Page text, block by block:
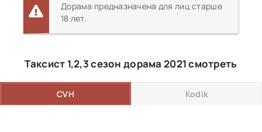
Дорама предназначена для лиц старше
18 лет.
Таксист 1,2,3 сезон дорама 2021 смотреть
CVH Kodik